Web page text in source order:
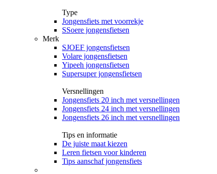
Type
Jongensfiets met voorrekje
SSoere jongensfietsen
Merk
SJOEF jongensfietsen
Volare jongensfietsen
Yipeeh jongensfietsen
Supersuper jongensfietsen
Versnellingen
Jongensfiets 20 inch met versnellingen
Jongensfiets 24 inch met versnellingen
Jongensfiets 26 inch met versnellingen
Tips en informatie
De juiste maat kiezen
Leren fietsen voor kinderen
Tips aanschaf jongensfiets